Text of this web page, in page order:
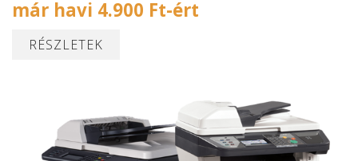
már havi 4.900 Ft-ért
RÉSZLETEK